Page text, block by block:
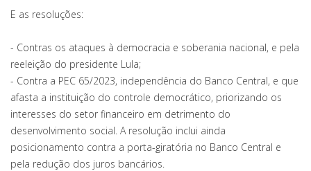
E as resoluções:
- Contras os ataques à democracia e soberania nacional, e pela
reeleição do presidente Lula;
- Contra a PEC 65/2023, independência do Banco Central, e que
afasta a instituição do controle democrático, priorizando os
interesses do setor financeiro em detrimento do
desenvolvimento social. A resolução inclui ainda
posicionamento contra a porta-giratória no Banco Central e
pela redução dos juros bancários.